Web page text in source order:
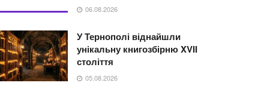
06.08.2026
У Тернополі віднайшли
унікальну книгозбірню XVII
століття
05.08.2026